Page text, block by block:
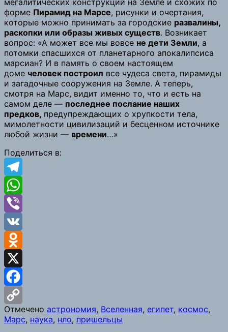
форме Пирамид на Марсе, рисунки и очертания,
которые можно принимать за городские развалины,
раскопки или образы живых существ. Возникает
вопрос: «А может все мы вовсе не дети Земли, а
потомки спасшихся от планетарного апокалипсиса
марсиан? И в память о своем настоящем
доме человек построил все чудеса света, пирамиды
и загадочные сооружения на Земле. А теперь,
смотря на Марс, видит именно то, что и есть на
самом деле — последнее послание наших
предков, предупреждающих о хрупкости тела,
мимолетности цивилизаций и бесценном источнике
любой жизни — времени…»
Поделиться в:
Telegram
WhatsApp
Viber
VK
Odnoklassniki
X
Facebook
Copy
Отмечено астрономия, Вселенная, египет, космос,
Марс, наука, нло, пришельцы